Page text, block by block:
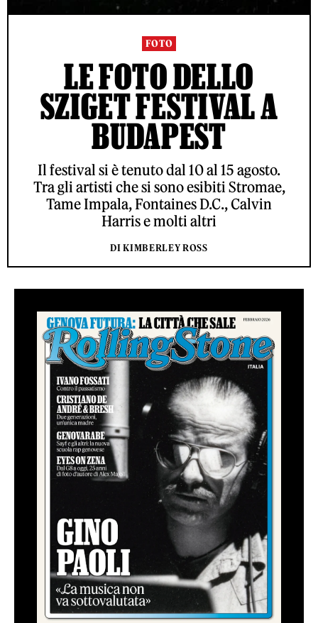
FOTO
LE FOTO DELLO
SZIGET FESTIVAL A
BUDAPEST
Il festival si è tenuto dal 10 al 15 agosto.
Tra gli artisti che si sono esibiti Stromae,
Tame Impala, Fontaines D.C., Calvin
Harris e molti altri
DI KIMBERLEY ROSS